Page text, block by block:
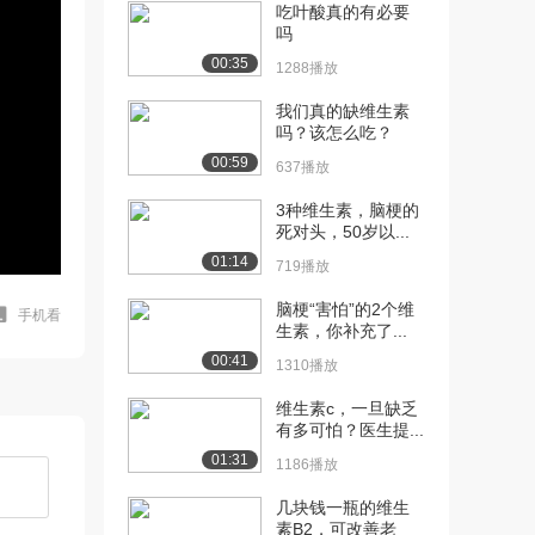
手机看
00:35
吃叶酸真的有必要
吗
1288播放
00:59
我们真的缺维生素
吗？该怎么吃？
637播放
01:14
3种维生素，脑梗的
死对头，50岁以...
719播放
00:41
脑梗“害怕”的2个维
生素，你补充了...
1310播放
01:31
维生素c，一旦缺乏
有多可怕？医生提...
1186播放
几块钱一瓶的维生
素B2，可改善老